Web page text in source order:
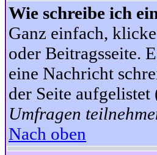
Wie schreibe ich
Ganz einfach,
oder Beitragsseite.
eine Nachricht
der Seite aufgelistet
Umfragen
Nach oben